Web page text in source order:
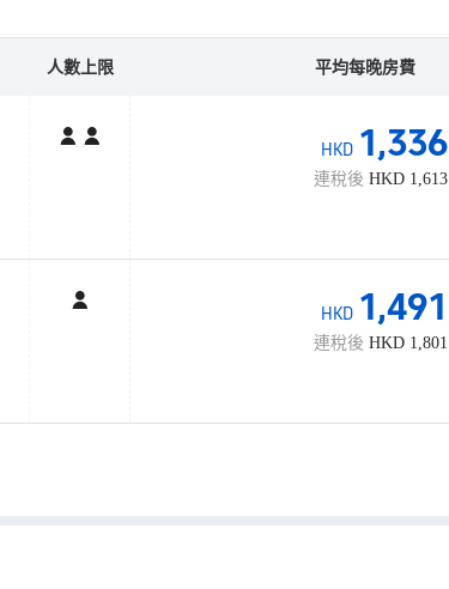
人數上限 平均每晚房費
HKD 1,336
連稅後 HKD 1,613
HKD 1,491
連稅後 HKD 1,801